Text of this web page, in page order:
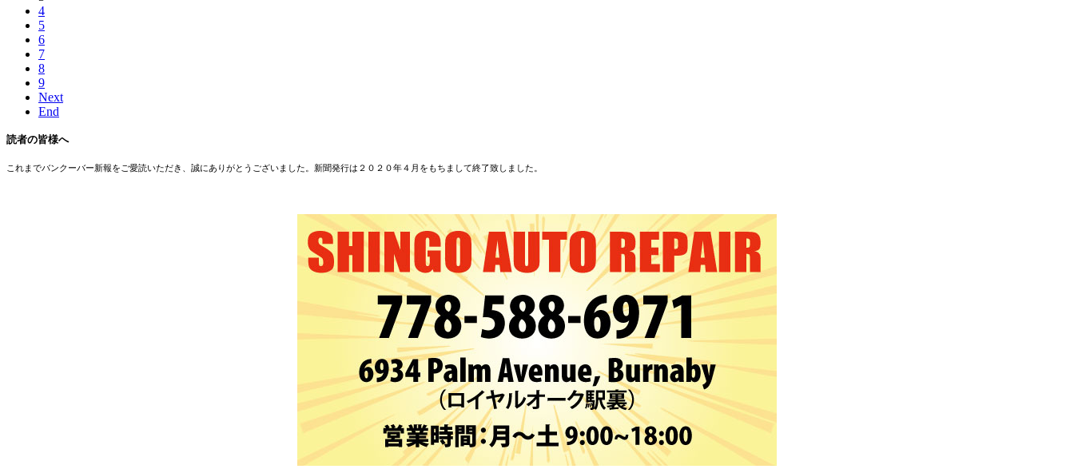
4
5
6
7
8
9
Next
End
読者の皆様へ
これまでバンクーバー新報をご愛読いただき、誠にありがとうございました。新聞発行は２０２０年４月をもちまして終了致しました。